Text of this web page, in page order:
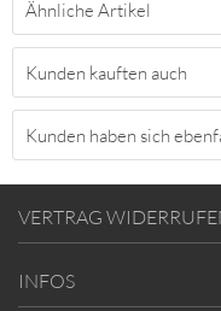
Ähnliche Artikel
Kunden kauften auch
Kunden haben sich
VERTRAG
INFOS